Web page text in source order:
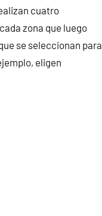
cuatro
zona que luego
se seleccionan para
eligen